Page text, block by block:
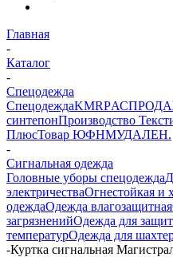
Главная
-
Каталог
-
Спецодежда
СпецодеждаKMR
синтепонПроизводство
ПлюсТовар ЮФНМУДАЛЕН.
-
Сигнальная одежда
Головные уборы спецодежда
электричестваОгнестойкая и
одеждаОдежда влагозащитная
загрязненийОдежда для
температурОдежда для
-Куртка сигнальная